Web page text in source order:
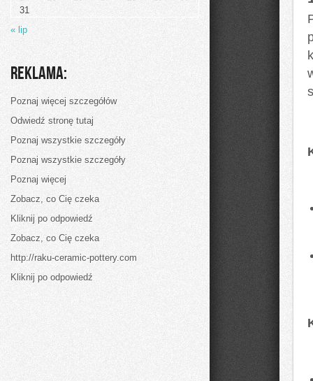
31
« lip
Reklama:
Poznaj więcej szczegółów
Odwiedź stronę tutaj
Poznaj wszystkie szczegóły
Poznaj wszystkie szczegóły
Poznaj więcej
Zobacz, co Cię czeka
Kliknij po odpowiedź
Zobacz, co Cię czeka
http://raku-ceramic-pottery.com
Kliknij po odpowiedź